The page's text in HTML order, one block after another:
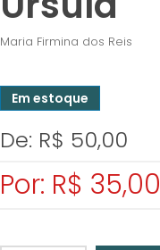
Maria Firmina dos Reis
Em estoque
De: R$ 50,00
Por: R$ 35,00